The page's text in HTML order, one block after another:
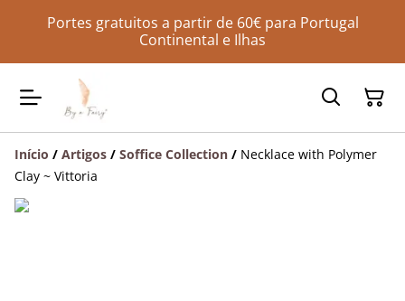
Portes gratuitos a partir de 60€ para Portugal
Continental e Ilhas
Início / Artigos / Soffice Collection / Necklace with Polymer
Clay ~ Vittoria